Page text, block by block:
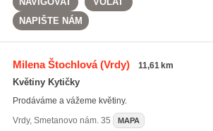
NAPIŠTE NÁM
Milena Štochlová(Vrdy) 11,61 km
Květiny Kytičky
Prodáváme a vážeme květiny.
Vrdy, Smetanovo nám. 35 MAPA